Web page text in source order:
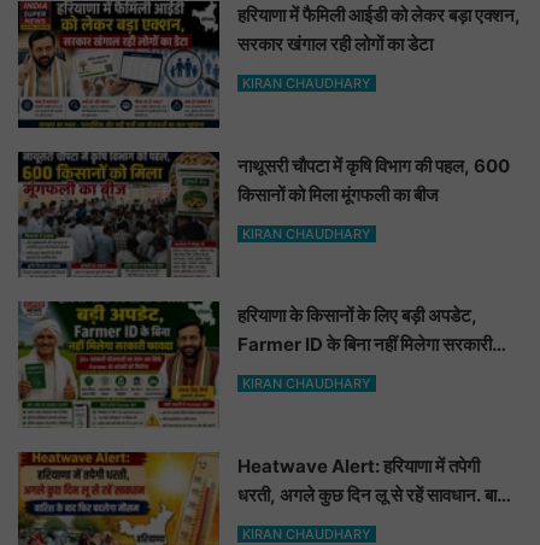
हरियाणा में फैमिली आईडी को लेकर बड़ा एक्शन,
सरकार खंगाल रही लोगों का डेटा
KIRAN CHAUDHARY
नाथूसरी चौपटा में कृषि विभाग की पहल, 600
किसानों को मिला मूंगफली का बीज
KIRAN CHAUDHARY
हरियाणा के किसानों के लिए बड़ी अपडेट,
Farmer ID के बिना नहीं मिलेगा सरकारी
फायदा
KIRAN CHAUDHARY
Heatwave Alert: हरियाणा में तपेगी
धरती, अगले कुछ दिन लू से रहें सावधान. बारिश
के बाद फिर बदलेगा मौसम
KIRAN CHAUDHARY